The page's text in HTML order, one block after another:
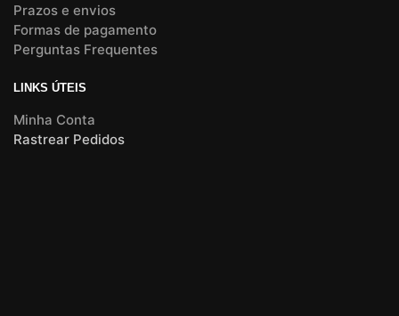
Prazos e envios
Formas de pagamento
Perguntas Frequentes
LINKS ÚTEIS
Minha Conta
Rastrear Pedidos